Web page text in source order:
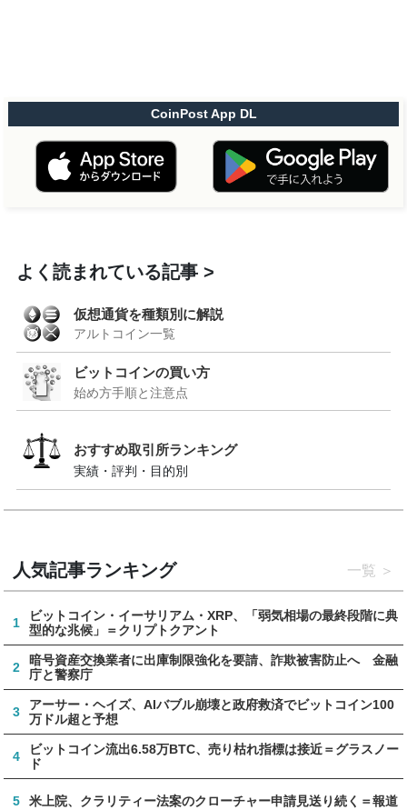
CoinPost App DL
よく読まれている記事
仮想通貨を種類別に解説
アルトコイン一覧
ビットコインの買い方
始め方手順と注意点
おすすめ取引所ランキング
実績・評判・目的別
人気記事ランキング 一覧
1
ビットコイン・イーサリアム・XRP、「弱気相場の最終段階に典
型的な兆候」＝クリプトクアント
2
暗号資産交換業者に出庫制限強化を要請、詐欺被害防止へ 金融
庁と警察庁
3
アーサー・ヘイズ、AIバブル崩壊と政府救済でビットコイン100
万ドル超と予想
4
ビットコイン流出6.58万BTC、売り枯れ指標は接近＝グラスノー
ド
5 米上院、クラリティー法案のクローチャー申請見送り続く＝報道